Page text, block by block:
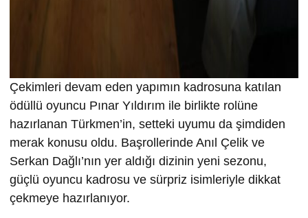
Çekimleri devam eden yapımın kadrosuna katılan
ödüllü oyuncu Pınar Yıldırım ile birlikte rolüne
hazırlanan Türkmen’in, setteki uyumu da şimdiden
merak konusu oldu. Başrollerinde Anıl Çelik ve
Serkan Dağlı’nın yer aldığı dizinin yeni sezonu,
güçlü oyuncu kadrosu ve sürpriz isimleriyle dikkat
çekmeye hazırlanıyor.